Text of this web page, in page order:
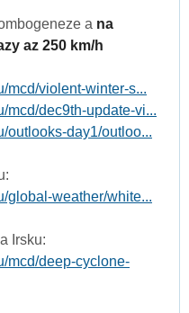
a na
az 250 km/h
mcd/violent-winter-s...
mcd/dec9th-update-vi...
outlooks-day1/outloo...
global-weather/white...
Irsku:
mcd/deep-cyclone-